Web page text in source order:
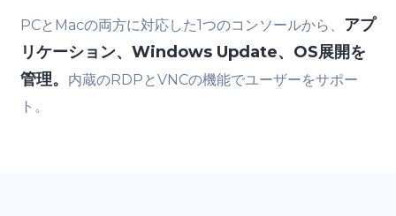
PCとMacの両方に対応した1つのコンソールから、 アプ
リケーション、Windows Update、OS展開を
管理。
内蔵のRDPとVNCの機能でユーザーをサポー
ト。